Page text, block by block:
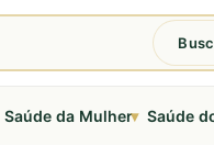
Saúde da Mulher▾ Saúde